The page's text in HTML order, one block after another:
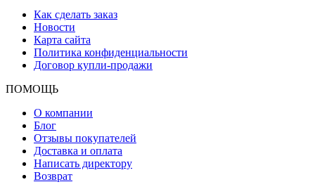
Как сделать заказ
Новости
Карта сайта
Политика конфиденциальности
Договор купли-продажи
ПОМОЩЬ
О компании
Блог
Отзывы покупателей
Доставка и оплата
Написать директору
Возврат